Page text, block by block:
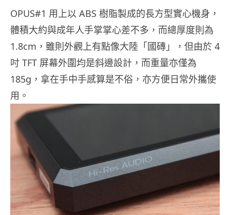
OPUS#1 用上以 ABS 樹脂製成的長方型實心機身，
體積大約與成年人手掌掌心差不多，而總厚度則為
1.8cm，雖則外觀上有點像大陸「國磚」，但由於 4
吋 TFT 屏幕外圍均是斜邊設計，而重量亦僅為
185g，拿在手中手感算是不俗，亦方便日常外攜使
用。